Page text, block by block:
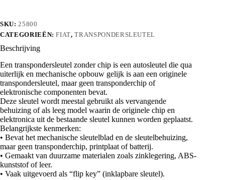
SKU:25800
CATEGORIEËN:FIAT,TRANSPONDERSLEUTEL
Beschrijving
Een transpondersleutel zonder chip is een autosleutel die qua
uiterlijk en mechanische opbouw gelijk is aan een originele
transpondersleutel, maar geen transponderchip of
elektronische componenten bevat.
Deze sleutel wordt meestal gebruikt als vervangende
behuizing of als leeg model waarin de originele chip en
elektronica uit de bestaande sleutel kunnen worden geplaatst.
Belangrijkste kenmerken:
• Bevat het mechanische sleutelblad en de sleutelbehuizing,
maar geen transponderchip, printplaat of batterij.
• Gemaakt van duurzame materialen zoals zinklegering, ABS-
kunststof of leer.
• Vaak uitgevoerd als “flip key” (inklapbare sleutel).